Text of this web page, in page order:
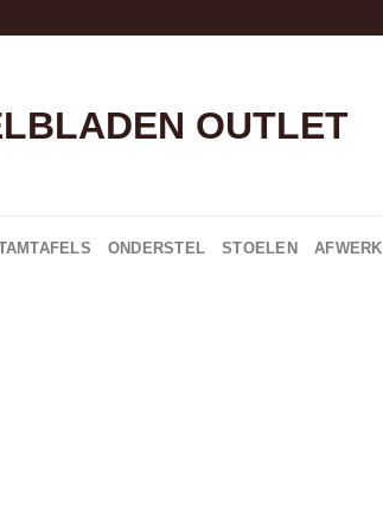
ONDERSTEL STOELEN